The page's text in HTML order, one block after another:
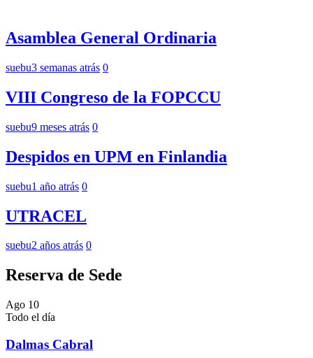
Asamblea General Ordinaria
suebu3 semanas atrás 0
VIII Congreso de la FOPCCU
suebu9 meses atrás 0
Despidos en UPM en Finlandia
suebu1 año atrás 0
UTRACEL
suebu2 años atrás 0
Reserva de Sede
Ago 10
Todo el día
Dalmas Cabral